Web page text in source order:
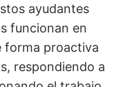
ayudantes
funcionan en
forma proactiva
respondiendo a